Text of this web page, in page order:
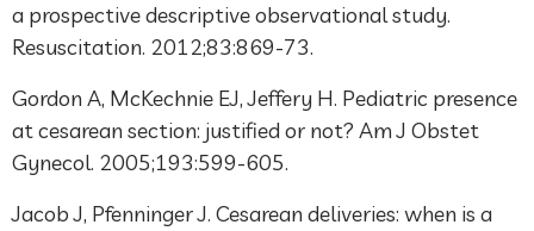
a prospective descriptive observational study.
Resuscitation. 2012;83:869-73.
Gordon A, McKechnie EJ, Jeffery H. Pediatric presence
at cesarean section: justified or not? Am J Obstet
Gynecol. 2005;193:599-605.
Jacob J, Pfenninger J. Cesarean deliveries: when is a